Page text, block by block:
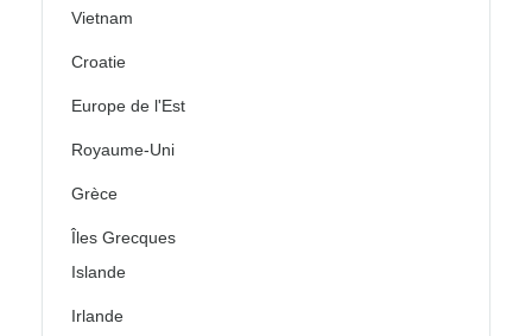
Vietnam
Croatie
Europe de l'Est
Royaume-Uni
Grèce
Îles Grecques
Islande
Irlande